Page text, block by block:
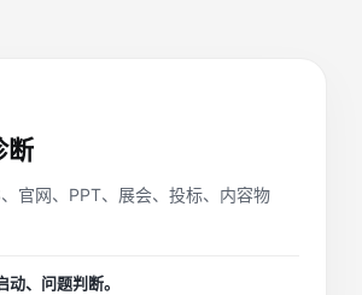
断
官网、PPT、展会、投标、内容物
动、问题判断。